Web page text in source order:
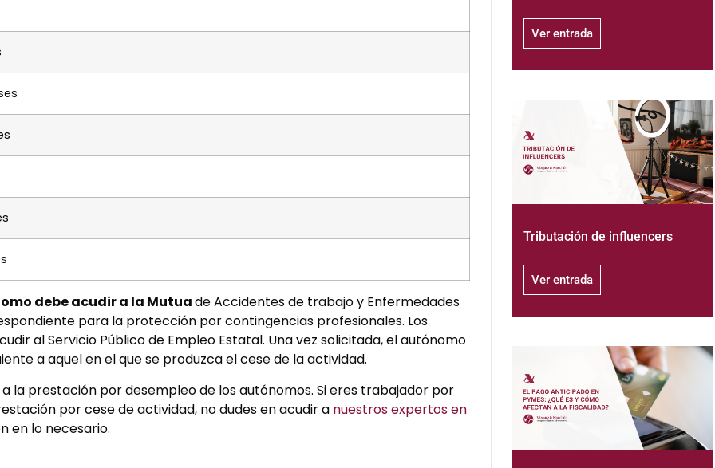
debe acudir a la Mutuade Accidentes de trabajo y Enfermedades
para la protección por contingencias profesionales. Los
al Servicio Público de Empleo Estatal. Una vez solicitada, el autónomo
a aquel en el que se produzca el cese de la actividad.
la prestación por desempleo de los autónomos. Si eres trabajador por
por cese de actividad, no dudes en acudir a nuestros expertos en
en lo necesario.
Ver entrada
Tributación de influencers
Ver entrada